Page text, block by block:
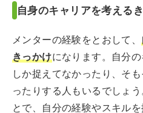
自身のキャリアを考える
メンターの経験をとおして、
きっかけになります。自分
しか捉えてなかったり、そ
ったりする人もいるでしょ
とで、自分の経験やスキル